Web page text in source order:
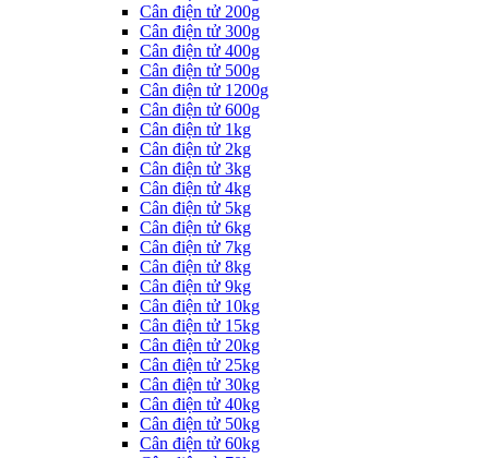
Cân điện tử 200g
Cân điện tử 300g
Cân điện tử 400g
Cân điện tử 500g
Cân điện tử 1200g
Cân điện tử 600g
Cân điện tử 1kg
Cân điện tử 2kg
Cân điện tử 3kg
Cân điện tử 4kg
Cân điện tử 5kg
Cân điện tử 6kg
Cân điện tử 7kg
Cân điện tử 8kg
Cân điện tử 9kg
Cân điện tử 10kg
Cân điện tử 15kg
Cân điện tử 20kg
Cân điện tử 25kg
Cân điện tử 30kg
Cân điện tử 40kg
Cân điện tử 50kg
Cân điện tử 60kg